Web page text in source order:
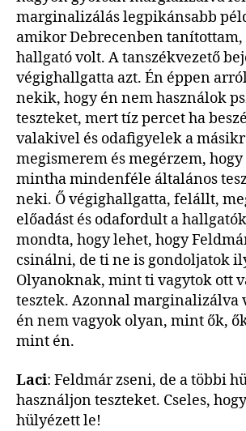
marginalizálás legpikánsabb
amikor Debrecenben tanítottam,
hallgató volt. A tanszékvezető
végighallgatta azt. Én éppen
nekik, hogy én nem használok
teszteket, mert tíz percet ha
valakivel és odafigyelek a
megismerem és megérzem,
mintha mindenféle általános
neki. Ő végighallgatta, felállt,
előadást és odafordult a
mondta, hogy lehet, hogy
csinálni, de ti ne is gondoljatok
Olyanoknak, mint ti vagytok ott
tesztek. Azonnal marginalizálva
én nem vagyok olyan, mint ők,
mint én.
Laci: Feldmár zseni, de a többi
használjon teszteket. Cseles,
hülyézett le!